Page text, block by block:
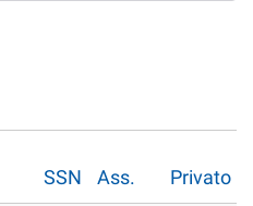
SSN Ass. Privato